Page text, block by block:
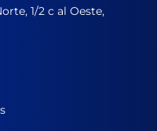
1/2 c al Oeste,